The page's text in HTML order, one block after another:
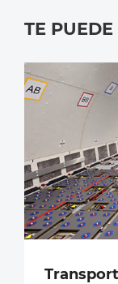
TE PUEDE